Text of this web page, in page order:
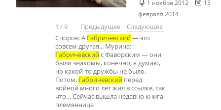
1 ноября 2012
13
февраля 2014
1 /9 Предыдущее
Следующее
Споров: А Габричевский — это
совсем другая... Мурина:
Габричевский с Фаворским — они
были знакомы, конечно, я думаю,
но какой-то дружбы не было.
Потом, Габричевский перед
войной много лет жил в ссылке, так
что… Сейчас вышла недавно книга,
племянница